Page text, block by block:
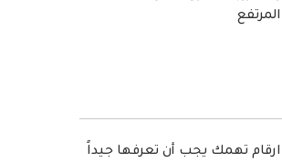
المرتفع
ارقام تهمك يجب أن تعرفها جيداً